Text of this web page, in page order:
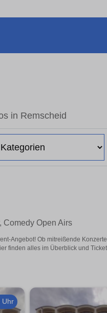
in Remscheid
Comedy Open Airs
Angebot! Ob mitreißende
finden alles im Überblick und
Uhr